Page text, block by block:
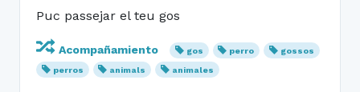
Puc passejar el teu gos
Acompañamiento gos perro
gossos
perros
animals animales